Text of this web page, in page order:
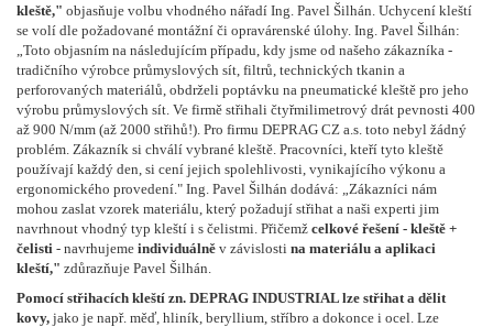
kleště," objasňuje volbu vhodného nářadí Ing. Pavel Šilhán. Uchycení kleští
se volí dle požadované montážní či opravárenské úlohy. Ing. Pavel Šilhán:
„Toto objasním na následujícím případu, kdy jsme od našeho zákazníka -
tradičního výrobce průmyslových sít, filtrů, technických tkanin a
perforovaných materiálů, obdrželi poptávku na pneumatické kleště pro jeho
výrobu průmyslových sít. Ve firmě střihali čtyřmilimetrový drát pevnosti 400
až 900 N/mm (až 2000 střihů!). Pro firmu DEPRAG CZ a.s. toto nebyl žádný
problém. Zákazník si chválí vybrané kleště. Pracovníci, kteří tyto kleště
používají každý den, si cení jejich spolehlivosti, vynikajícího výkonu a
ergonomického provedení." Ing. Pavel Šilhán dodává: „Zákazníci nám
mohou zaslat vzorek materiálu, který požadují střihat a naši experti jim
navrhnout vhodný typ kleští i s čelistmi. Přičemž celkové řešení - kleště +
čelisti - navrhujeme individuálně v závislosti na materiálu a aplikaci
kleští," zdůrazňuje Pavel Šilhán.
Pomocí střihacích kleští zn. DEPRAG INDUSTRIAL lze střihat a dělit
kovy, jako je např. měď, hliník, beryllium, stříbro a dokonce i ocel. Lze